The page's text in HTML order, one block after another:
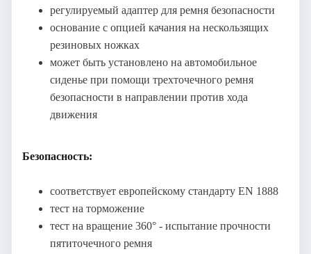
регулируемый адаптер для ремня безопасности
основание с опцией качания на нескользящих
резиновых ножках
может быть установлено на автомобильное
сиденье при помощи трехточечного ремня
безопасности в направлении против хода
движения
Безопасность:
соответствует европейскому стандарту EN 1888
тест на торможение
тест на вращение 360° - испытание прочности
пятиточечного ремня